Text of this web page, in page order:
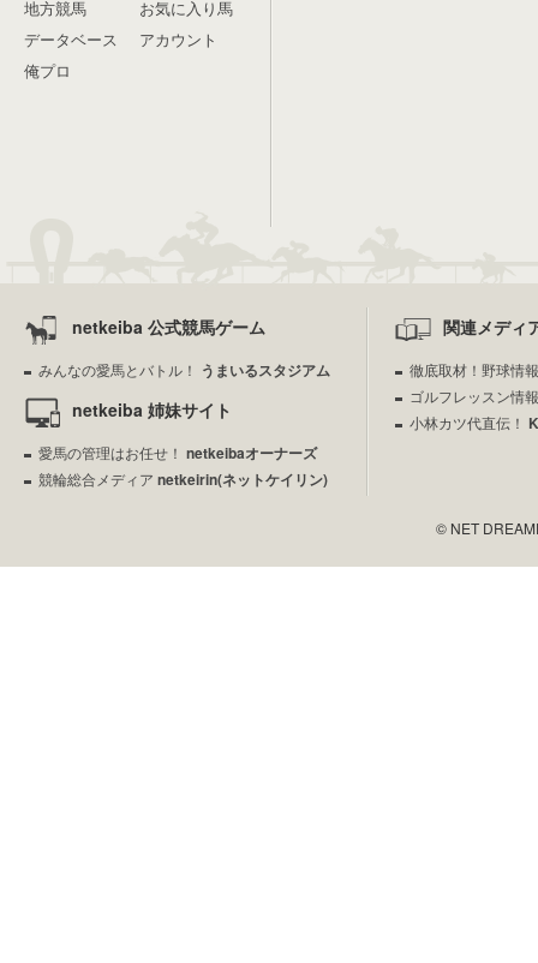
地方競馬
データベース
俺プロ
お気に入り馬
アカウント
netkeiba 公式競馬ゲーム
みんなの愛馬とバトル！ うまいるスタジアム
netkeiba 姉妹サイト
愛馬の管理はお任せ！ netkeibaオーナーズ
競輪総合メディア netkeirin(ネットケイリン)
関連メディ
徹底取材！野球情
ゴルフレッスン情
小林カツ代直伝！
© NET